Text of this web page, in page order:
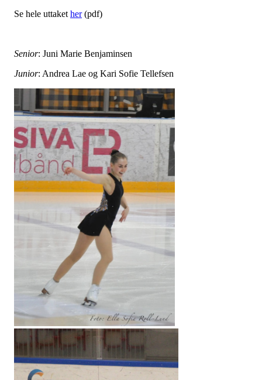
Se hele uttaket her(pdf)
Senior: Juni Marie Benjaminsen
Junior: Andrea Lae og Kari Sofie Tellefsen